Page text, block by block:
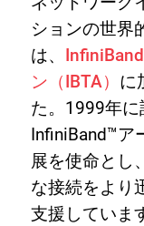
ションの世界
は、
ン（IBTA） に
た。1999年に
InfiniBand™ア
展を使命とし
な接続をより
支援していま